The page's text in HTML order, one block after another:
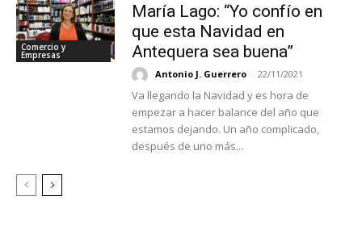
Comercio y
Empresas
María Lago: “Yo confío en
que esta Navidad en
Antequera sea buena”
Antonio J. Guerrero - 22/11/2021
Va llegando la Navidad y es hora de
empezar a hacer balance del año que
estamos dejando. Un año complicado,
después de uno más...